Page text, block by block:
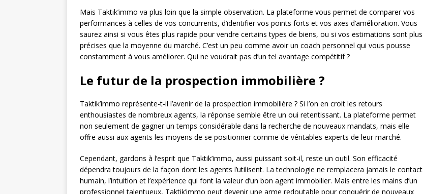
Mais Taktik’immo va plus loin que la simple observation. La plateforme vous permet de comparer vos
performances à celles de vos concurrents, d’identifier vos points forts et vos axes d’amélioration. Vous
saurez ainsi si vous êtes plus rapide pour vendre certains types de biens, ou si vos estimations sont plus
précises que la moyenne du marché. C’est un peu comme avoir un coach personnel qui vous pousse
constamment à vous améliorer. Qui ne voudrait pas d’un tel avantage compétitif ?
Le futur de la prospection immobilière ?
Taktik’immo représente-t-il l’avenir de la prospection immobilière ? Si l’on en croit les retours
enthousiastes de nombreux agents, la réponse semble être un oui retentissant. La plateforme permet
non seulement de gagner un temps considérable dans la recherche de nouveaux mandats, mais elle
offre aussi aux agents les moyens de se positionner comme de véritables experts de leur marché.
Cependant, gardons à l’esprit que Taktik’immo, aussi puissant soit-il, reste un outil. Son efficacité
dépendra toujours de la façon dont les agents l’utilisent. La technologie ne remplacera jamais le contact
humain, l’intuition et l’expérience qui font la valeur d’un bon agent immobilier. Mais entre les mains d’un
professionnel talentueux, Taktik’immo peut devenir une arme redoutable pour conquérir de nouveaux